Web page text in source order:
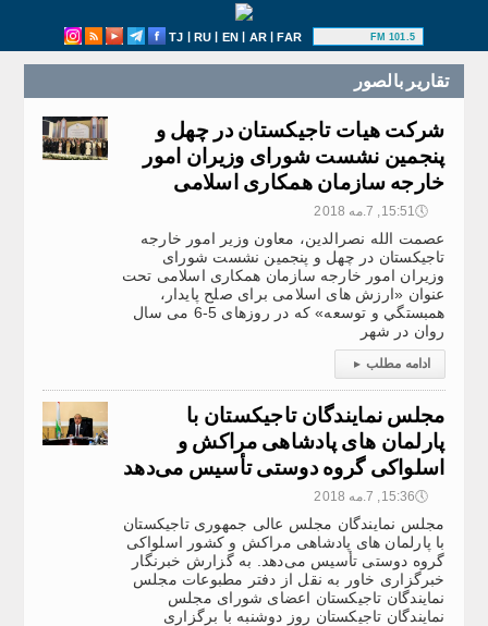
TJ | RU | EN | AR|FAR 101.5 FM
تقارير بالصور
شرکت هیات تاجیکستان در چهل و
پنجمين نشست شورای وزيران امور
خارجه سازمان همکاری اسلامی
🕔15:51, 7.مه 2018
عصمت الله نصرالدین، معاون وزیر امور خارجه
تاجیکستان در چهل و پنجمين نشست شورای
وزيران امور خارجه سازمان همکاری اسلامی تحت
عنوان «ارزش های اسلامی برای صلح پايدار،
همبستگي و‌ توسعه» که در روزهای 5-6 می سال
روان در شهر
ادامه مطلب ▸
مجلس نمایندگان تاجیکستان با
پارلمان های پادشاهی مراکش و
اسلواکی گروه دوستی تأسیس می‌دهد
🕔15:36, 7.مه 2018
مجلس نمایندگان مجلس عالی جمهوری تاجیکستان
با پارلمان های پادشاهی مراکش و کشور اسلواکی
گروه دوستی تأسیس می‌دهد. به گزارش خبرنگار
خبرگزاری خاور به نقل از دفتر مطبوعات مجلس
نمایندگان تاجیکستان اعضای شورای مجلس
نمایندگان تاجیکستان روز دوشنبه با برگزاری